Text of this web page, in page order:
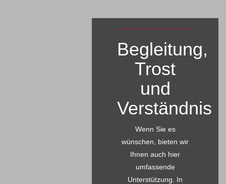
Begleitung,
Trost
und
Verständnis
Wenn Sie es
wünschen, bieten wir
Ihnen auch hier
umfassende
Unterstützung. In